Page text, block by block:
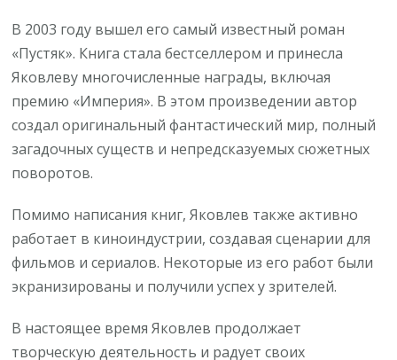
В 2003 году вышел его самый известный роман
«Пустяк». Книга стала бестселлером и принесла
Яковлеву многочисленные награды, включая
премию «Империя». В этом произведении автор
создал оригинальный фантастический мир, полный
загадочных существ и непредсказуемых сюжетных
поворотов.
Помимо написания книг, Яковлев также активно
работает в киноиндустрии, создавая сценарии для
фильмов и сериалов. Некоторые из его работ были
экранизированы и получили успех у зрителей.
В настоящее время Яковлев продолжает
творческую деятельность и радует своих